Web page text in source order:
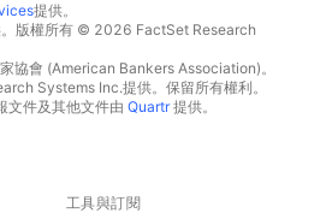
提供。
版權所有 © 2026 FactSet Research
協會 (American Bankers Association)。
Systems Inc.提供。保留所有權利。
文件及其他文件由 Quartr提供。
工具與訂閱